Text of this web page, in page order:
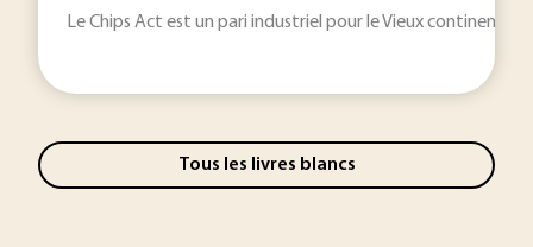
Le Chips Act est un pari industriel pour le Vieux continent.
Tous les livres blancs